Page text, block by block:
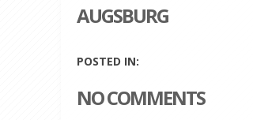
AUGSBURG
POSTED IN:
NO COMMENTS